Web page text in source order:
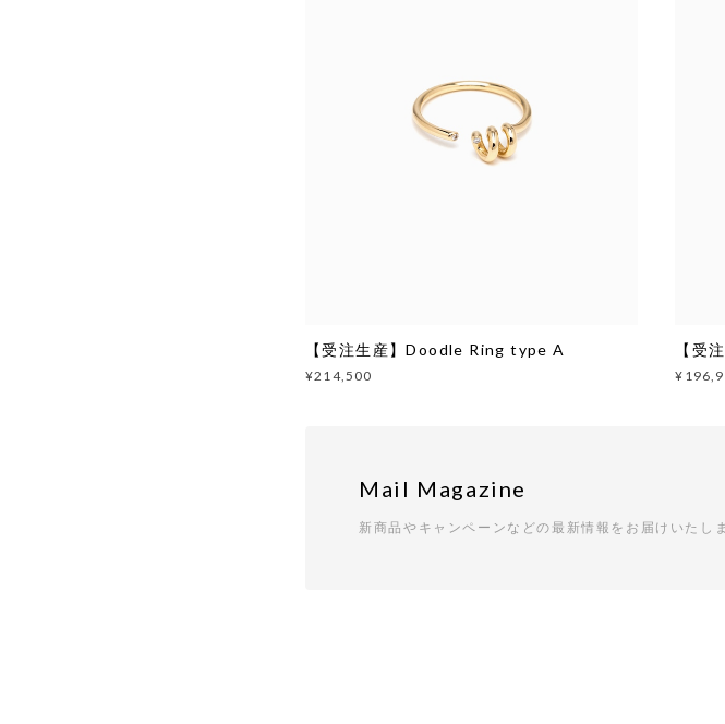
【受注生産】Doodle Ring type A
¥214,500
【受
Mail Magazine
新商品やキャンペーンなどの最新情報をお届けいたし